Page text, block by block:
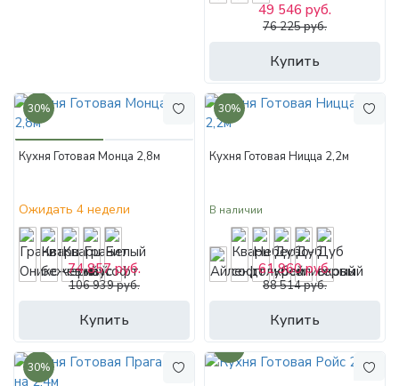
Купить
49 546 руб.
76 225 руб.
30%
Кухня Готовая Монца 2,8м
Ожидать 4 недели
Купить
74 857 руб.
106 939 руб.
30%
Кухня Готовая Ницца 2,2м
В наличии
Купить
61 960 руб.
88 514 руб.
30%